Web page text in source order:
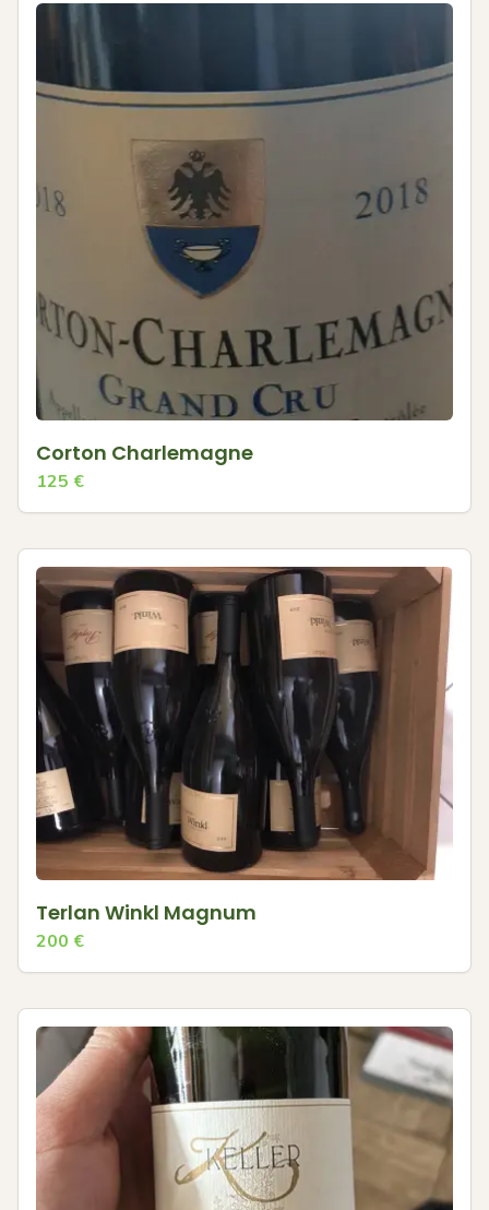
Corton Charlemagne
125 €
Terlan Winkl Magnum
200 €